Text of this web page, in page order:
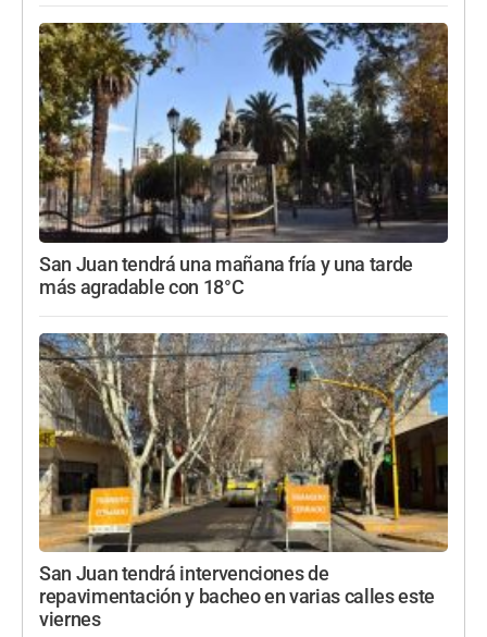
San Juan tendrá una mañana fría y una tarde
más agradable con 18°C
San Juan tendrá intervenciones de
repavimentación y bacheo en varias calles este
viernes